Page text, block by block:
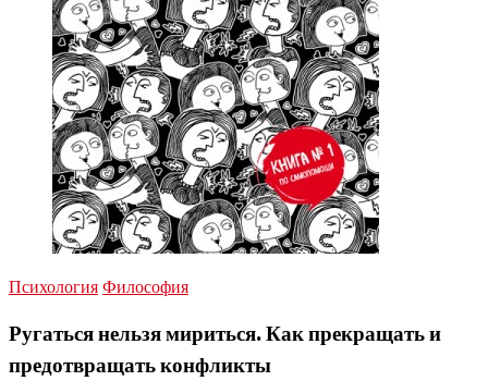
Психология Философия
Ругаться нельзя мириться. Как прекращать и
предотвращать конфликты